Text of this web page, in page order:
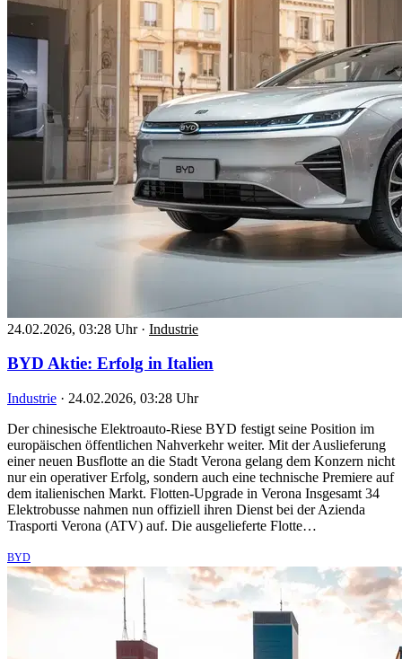
24.02.2026, 03:28 Uhr · Industrie
BYD Aktie: Erfolg in Italien
Industrie · 24.02.2026, 03:28 Uhr
Der chinesische Elektroauto-Riese BYD festigt seine Position im
europäischen öffentlichen Nahverkehr weiter. Mit der Auslieferung
einer neuen Busflotte an die Stadt Verona gelang dem Konzern nicht
nur ein operativer Erfolg, sondern auch eine technische Premiere auf
dem italienischen Markt. Flotten-Upgrade in Verona Insgesamt 34
Elektrobusse nahmen nun offiziell ihren Dienst bei der Azienda
Trasporti Verona (ATV) auf. Die ausgelieferte Flotte…
BYD